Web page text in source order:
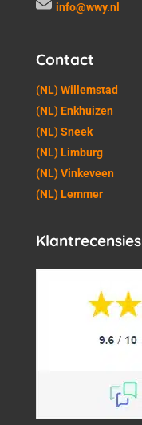
info@wwy.nl
Contact
(NL) Willemstad
(NL) Enkhuizen
(NL) Sneek
(NL) Limburg
(NL) Vinkeveen
(NL) Lemmer
Klantrecensies